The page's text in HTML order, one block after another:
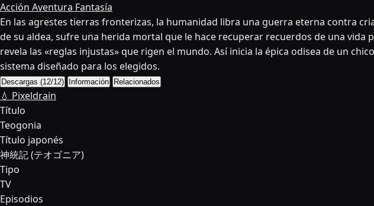
Acción Aventura Fantasía
En las agrestes tierras fronterizas, la humanidad libra una guerra eterna contra
de su aldea, sufre una herida mortal que le hace recuperar recuerdos de una
revela las «reglas injustas» que rigen el mundo. Así inicia la épica odisea de un
sistema diseñado para los elegidos.
Descargas (12/12) Información Relacionados
💧 Pixeldrain
Título
Teogonia
Título japonés
神統記 (テオゴニア)
Tipo
TV
Episodios